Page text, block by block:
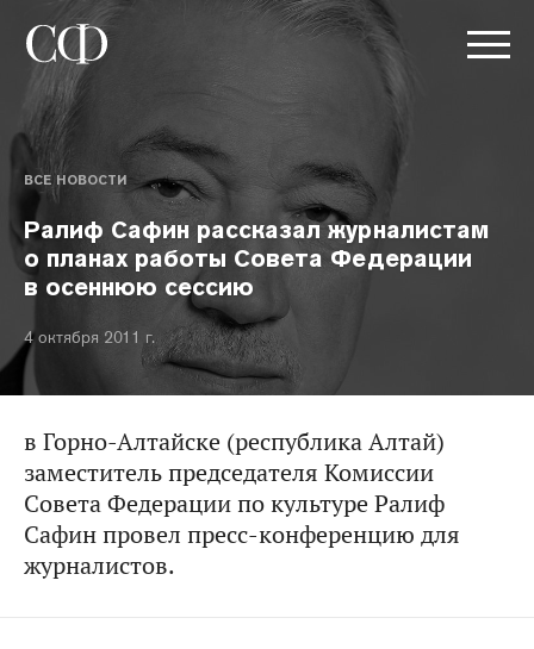
ВСЕ НОВОСТИ
Ралиф Сафин рассказал журналистам
о планах работы Совета Федерации
в осеннюю сессию
4 октября 2011 г.
в Горно-Алтайске (республика Алтай)
заместитель председателя Комиссии
Совета Федерации по культуре Ралиф
Сафин провел пресс-конференцию для
журналистов.